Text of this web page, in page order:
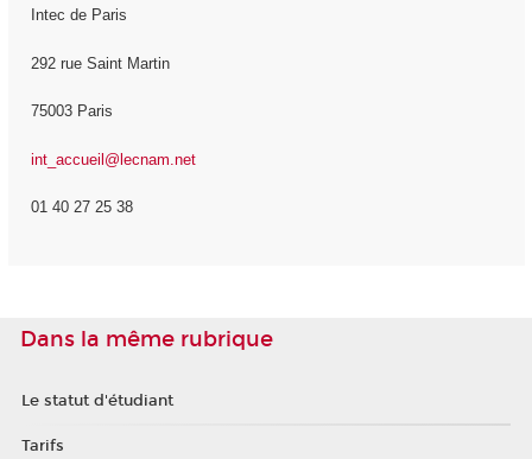
Intec de Paris
292 rue Saint Martin
75003 Paris
int_accueil@lecnam.net
01 40 27 25 38
Dans la même rubrique
Le statut d'étudiant
Tarifs